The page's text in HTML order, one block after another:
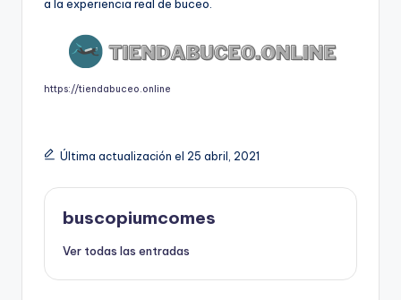
a la experiencia real de buceo.
https://tiendabuceo.online
Última actualización el 25 abril, 2021
buscopiumcomes
Ver todas las entradas